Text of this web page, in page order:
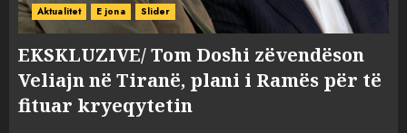
Aktualitet E jona Slider
EKSKLUZIVE/ Tom Doshi zëvendëson
Veliajn në Tiranë, plani i Ramës për të
fituar kryeqytetin